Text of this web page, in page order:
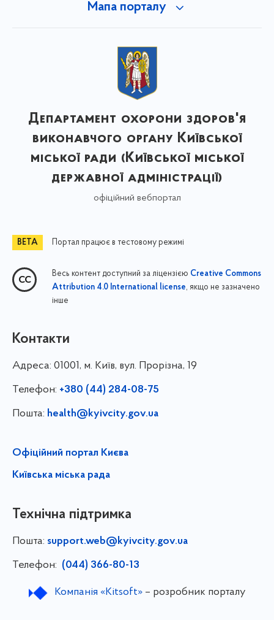
Мапа порталу
Департамент охорони здоров'я
виконавчого органу Київської
міської ради (Київської міської
державної адміністрації)
офіційний вебпортал
Портал працює в тестовому режимі
Весь контент доступний за ліцензією Creative Commons
Attribution 4.0 International license, якщо не зазначено
інше
Контакти
Адреса: 01001, м. Київ, вул. Прорізна, 19
Телефон: +380 (44) 284-08-75
Пошта: health@kyivcity.gov.ua
Офіційний портал Києва
Київська міська рада
Технічна підтримка
Пошта: support.web@kyivcity.gov.ua
Телефон: (044) 366-80-13
Компанія «Kitsoft»– розробник порталу